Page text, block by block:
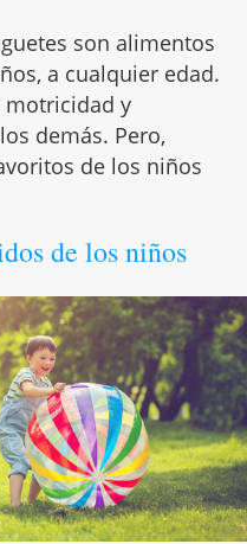
son alimentos
a cualquier edad.
y
demás. Pero,
de los niños
de los niños